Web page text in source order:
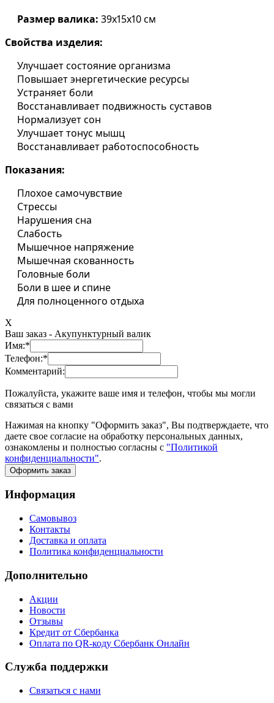
Размер валика: 39х15х10 см
Свойства изделия:
Улучшает состояние организма
Повышает энергетические ресурсы
Устраняет боли
Восстанавливает подвижность суставов
Нормализует сон
Улучшает тонус мышц
Восстанавливает работоспособность
Показания:
Плохое самочувствие
Стрессы
Нарушения сна
Слабость
Мышечное напряжение
Мышечная скованность
Головные боли
Боли в шее и спине
Для полноценного отдыха
X
Ваш заказ - Акупунктурный валик
Имя:*
Телефон:*
Комментарий:
Пожалуйста, укажите ваше имя и телефон, чтобы мы могли
связаться с вами
Нажимая на кнопку "Оформить заказ", Вы подтверждаете, что
даете свое согласие на обработку персональных данных,
ознакомлены и полностью согласны с "Политикой
конфиденциальности".
Оформить заказ
Информация
Самовывоз
Контакты
Доставка и оплата
Политика конфиденциальности
Дополнительно
Акции
Новости
Отзывы
Кредит от Сбербанка
Оплата по QR-коду Сбербанк Онлайн
Служба поддержки
Связаться с нами